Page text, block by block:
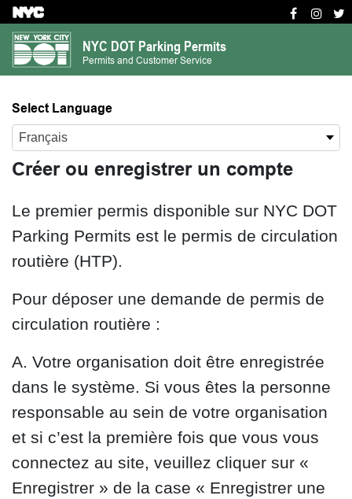
i
m
a
i
c
n
NYC DOT Parking Permits
Permits and Customer Service
Select Language
Français
Créer ou enregistrer un compte
Le premier permis disponible sur NYC DOT
Parking Permits est le permis de circulation
routière (HTP).
Pour déposer une demande de permis de
circulation routière :
A. Votre organisation doit être enregistrée
dans le système. Si vous êtes la personne
responsable au sein de votre organisation
et si c’est la première fois que vous vous
connectez au site, veuillez cliquer sur «
Enregistrer » de la case « Enregistrer une